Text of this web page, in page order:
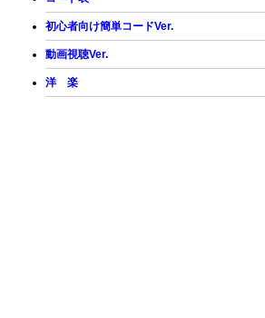
初心者向け簡単コードVer.
動画視聴Ver.
洋 楽